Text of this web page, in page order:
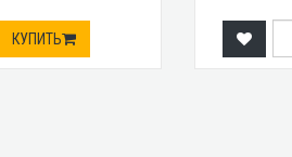
КУПИТЬ